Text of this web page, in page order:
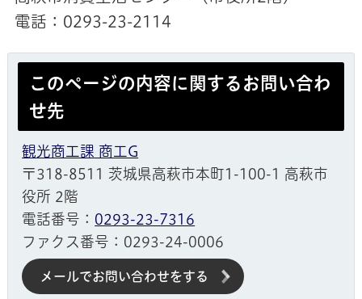
電話：0293-23-2114
このページの内容に関するお問い合わ
せ先
観光商工課 商工G
〒318-8511 茨城県高萩市本町1-100-1 高萩市
役所 2階
電話番号： 0293-23-7316
ファクス番号：0293-24-0006
メールでお問い合わせをする